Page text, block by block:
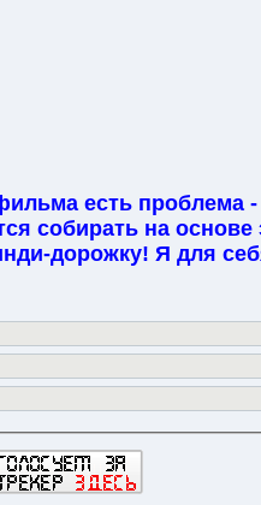
есть
собирать на
дорожку! Я для